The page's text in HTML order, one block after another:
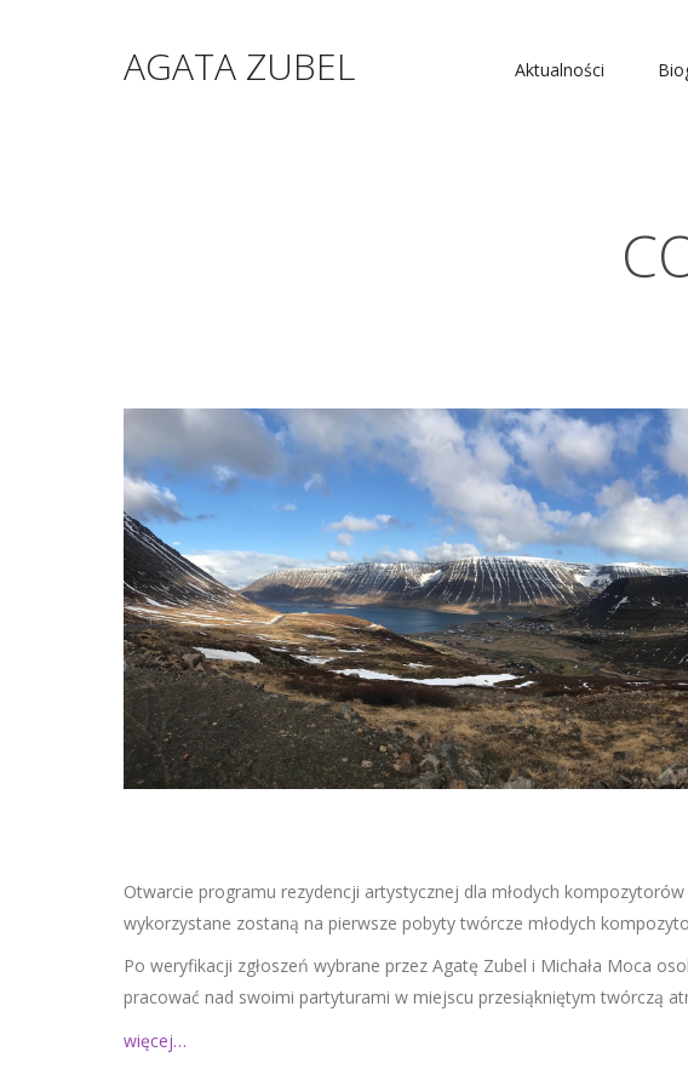
AGATA ZUBEL Aktualności
Otwarcie programu rezydencji artystycznej dla młodych
wykorzystane zostaną na pierwsze pobyty twórcze młodych
Po weryfikacji zgłoszeń wybrane przez Agatę Zubel i Michała Moca
pracować nad swoimi partyturami w miejscu przesiąkniętym twórczą
więcej…